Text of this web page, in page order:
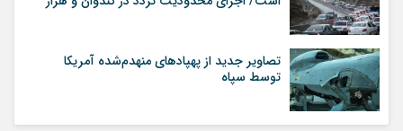
تصاویر جدید از پهپاد‌های منهدم‌شده آمریکا
توسط سپاه